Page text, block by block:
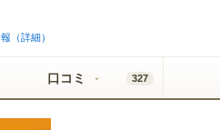
（詳細）
口コミ 327